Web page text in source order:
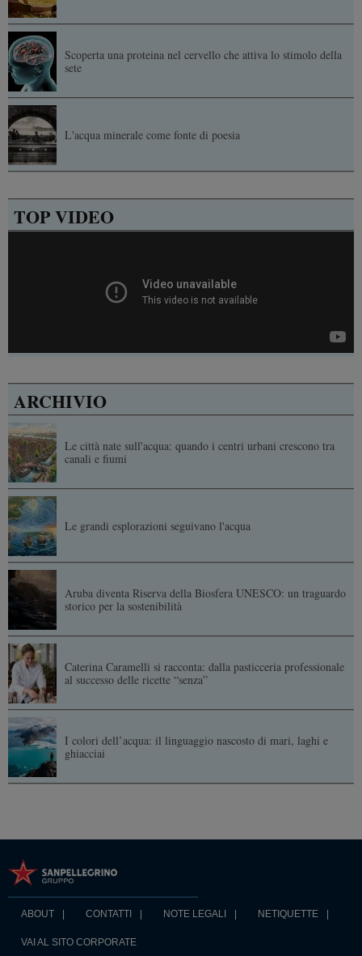
Scoperta una proteina nel cervello che attiva lo stimolo della
sete
L'acqua minerale come fonte di poesia
TOP VIDEO
ARCHIVIO
Le città nate sull'acqua: quando i centri urbani crescono tra
canali e fiumi
Le grandi esplorazioni seguivano l'acqua
Aruba diventa Riserva della Biosfera UNESCO: un traguardo
storico per la sostenibilità
Caterina Caramelli si racconta: dalla pasticceria professionale
al successo delle ricette “senza”
I colori dell’acqua: il linguaggio nascosto di mari, laghi e
ghiacciai
ABOUT CONTATTI NOTE LEGALI NETIQUETTE
VAI AL SITO CORPORATE